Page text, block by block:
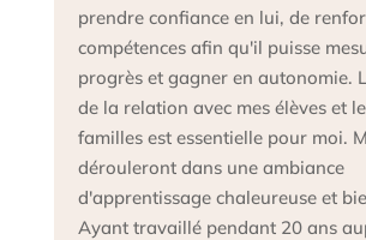
prendre confiance en lui, de
compétences afin qu'il puisse
progrès et gagner en autonomie.
de la relation avec mes élèves et
familles est essentielle pour moi.
dérouleront dans une ambiance
d'apprentissage chaleureuse et
Ayant travaillé pendant 20 ans